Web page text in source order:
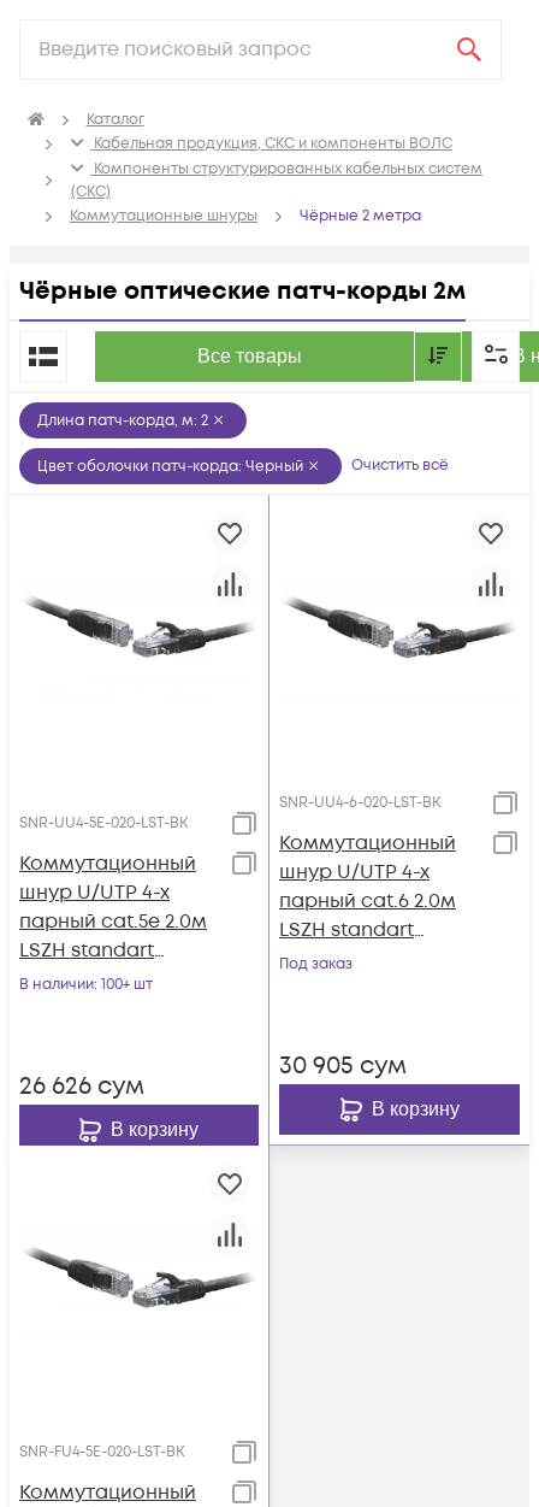
Каталог
Кабельная продукция, СКС и компоненты ВОЛС
Компоненты структурированных кабельных систем
(СКС)
Коммутационные шнуры
Чёрные 2 метра
Чёрные оптические патч-корды 2м
Все товары В
По популярности
Длина патч-корда, м: 2
Цвет оболочки патч-корда: Черный Очистить всё
SNR-UU4-5E-020-LST-BK
Коммутационный
шнур U/UTP 4-х
парный cat.5e 2.0м
LSZH standart
чёрный
В наличии: 100+ шт
26 626 сум
В корзину
SNR-UU4-6-020-LST-BK
Коммутационный
шнур U/UTP 4-х
парный cat.6 2.0м
LSZH standart
чёрный
Под заказ
30 905 сум
В корзину
SNR-FU4-5E-020-LST-BK
Коммутационный